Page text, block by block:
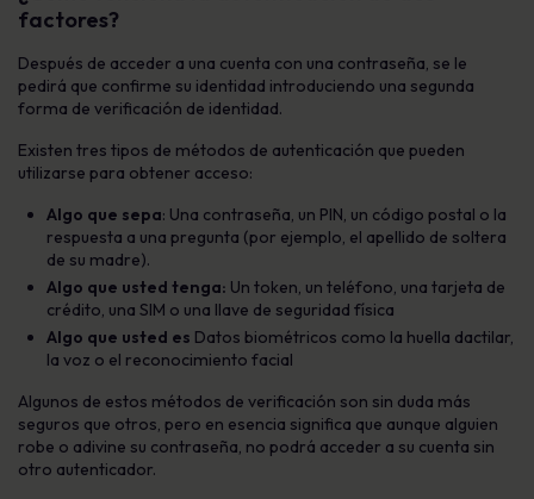
factores?
Después de acceder a una cuenta con una contraseña, se le
pedirá que confirme su identidad introduciendo una segunda
forma de verificación de identidad.
Existen tres tipos de métodos de autenticación que pueden
utilizarse para obtener acceso:
Algo que sepa: Una contraseña, un PIN, un código postal o la
respuesta a una pregunta (por ejemplo, el apellido de soltera
de su madre).
Algo que usted tenga: Un token, un teléfono, una tarjeta de
crédito, una SIM o una llave de seguridad física
Algo que usted es Datos biométricos como la huella dactilar,
la voz o el reconocimiento facial
Algunos de estos métodos de verificación son sin duda más
seguros que otros, pero en esencia significa que aunque alguien
robe o adivine su contraseña, no podrá acceder a su cuenta sin
otro autenticador.